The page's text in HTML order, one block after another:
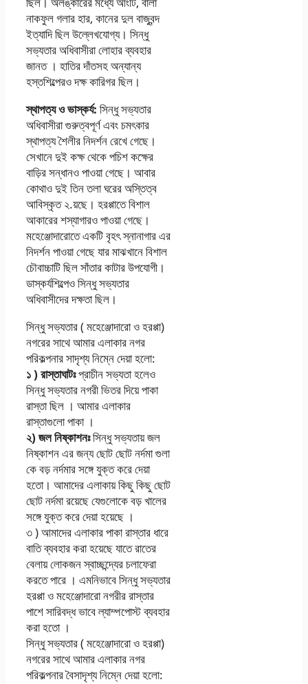
নাকফুল গলার হার, কানের দুল বাজুবন্দ
ইত্যাদি ছিল উল্লেখযােগ্য। সিন্ধু
সভ্যতার অধিবাসীরা লােহার ব্যবহার
জানত । হাতির দাঁতসহ অন্যান্য
হস্তশিল্পেরও দক্ষ কারিগর ছিল।
স্থাপত্য ও ভাস্কর্য: সিন্ধু সভ্যতার
অধিবাসীরা গুরুত্বপূর্ণ এবং চমৎকার
স্থাপত্য শৈলীর নিদর্শন রেখে গেছে।
সেখানে দুই কক্ষ থেকে পচিশ কক্ষের
বাড়ির সন্ধানও পাওয়া গেছে। আবার
কোথাও দুই তিন তলা ঘরের অস্তিত্ব
আবিস্কৃত ২.য়ছে। হরপ্পাতে বিশাল
আকারের শস্যাগারও পাওয়া গেছে।
মহেঞ্জোদারােতে একটি বৃহৎ স্নানাগার এর
নিদর্শন পাওয়া গেছে যার মাঝখানে বিশাল
চৌবাচ্চাটি ছিল সাঁতার কাটার উপযােগী।
ডাস্কর্যশিল্পেও সিন্ধু সভ্যতার
অধিবাসীদের দক্ষতা ছিল।
সিন্ধু সভ্যতার ( মহেঞ্জোদারাে ও হরপ্পা)
নগরের সাথে আমার এলাকার নগর
পরিকল্পনার সাদৃশ্য নিম্নে দেয়া হলাে:
১ ) রাস্তাঘাটঃপ্রাচীন সভ্যতা হলেও
সিন্ধু সভ্যতার নগরী ভিতর দিয়ে পাকা
রাস্তা ছিল । আমার এলাকার
রাস্তাগুলাে পাকা ।
২) জল নিষ্কাশনঃসিন্ধু সভ্যতায় জল
নিষ্কাশন এর জন্য ছােট ছােট নর্দমা গুলা
কে বড় নর্দমার সঙ্গে যুক্ত করে দেয়া
হতাে। আমাদের এলাকায় কিছু কিছু ছােট
ছােট নর্দমা রয়েছে যেগুলােকে বড় খালের
সঙ্গে যুক্ত করে দেয়া হয়েছে ।
৩ ) আমাদের এলাকার পাকা রাস্তার ধারে
বাতি ব্যবহার করা হয়েছে যাতে রাতের
বেলায় লােকজন স্বাচ্ছন্দ্যের চলাফেরা
করতে পারে । এমনিভাবে সিন্ধু সভ্যতার
হরপ্পা ও মহেঞ্জোদারাে নগরীর রাস্তার
পাশে সারিবদ্ধ ভাবে ল্যাম্পপােস্ট ব্যবহার
করা হতাে ।
সিন্ধু সভ্যতার ( মহেঞ্জোদারাে ও হরপ্পা)
নগরের সাথে আমার এলাকার নগর
পরিকল্পনার বৈসাদৃশ্য নিম্নে দেয়া হলাে: